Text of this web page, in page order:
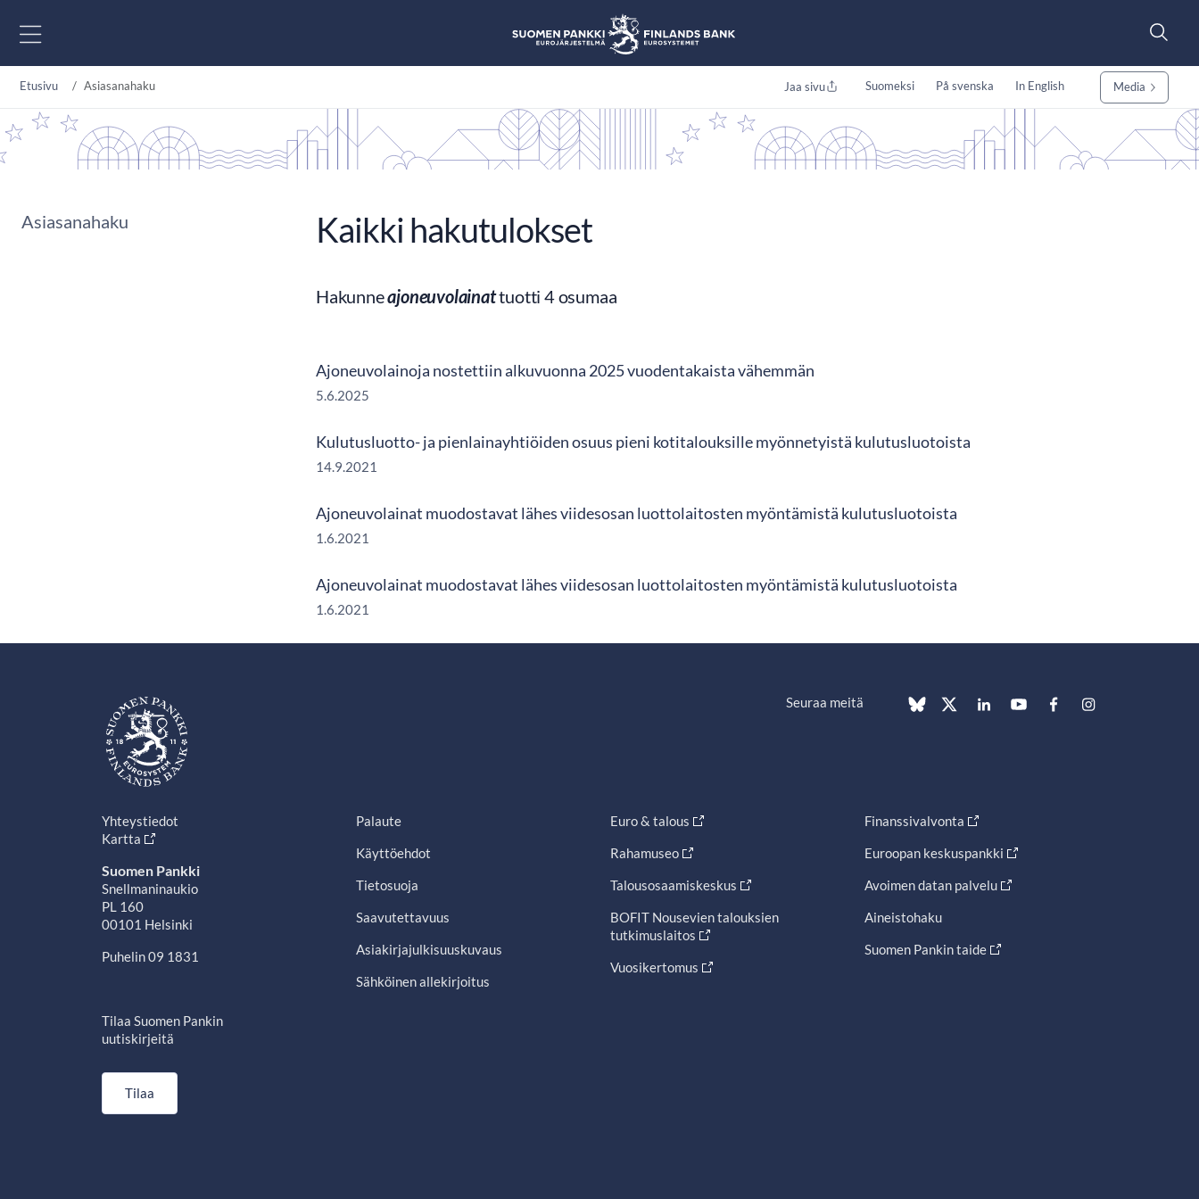
Etusivu Asiasanahaku Jaa sivu Suomeksi På svenska In English Media
Asiasanahaku Kaikki hakutulokset
Hakunneajoneuvolainattuotti 4 osumaa
Ajoneuvolainoja nostettiin alkuvuonna 2025 vuodentakaista vähemmän
5.6.2025
Kulutusluotto- ja pienlainayhtiöiden osuus pieni kotitalouksille myönnetyistä kulutusluotoista
14.9.2021
Ajoneuvolainat muodostavat lähes viidesosan luottolaitosten myöntämistä kulutusluotoista
1.6.2021
Ajoneuvolainat muodostavat lähes viidesosan luottolaitosten myöntämistä kulutusluotoista
1.6.2021
Seuraa meitä
Yhteystiedot
Kartta
Suomen Pankki
Snellmaninaukio
PL 160
00101 Helsinki
Puhelin 09 1831
Tilaa Suomen Pankin
uutiskirjeitä
Tilaa
Palaute
Käyttöehdot
Tietosuoja
Saavutettavuus
Asiakirjajulkisuuskuvaus
Sähköinen allekirjoitus
Euro & talous
Rahamuseo
Talousosaamiskeskus
BOFIT Nousevien talouksien
tutkimuslaitos
Vuosikertomus
Finanssivalvonta
Euroopan keskuspankki
Avoimen datan palvelu
Aineistohaku
Suomen Pankin taide